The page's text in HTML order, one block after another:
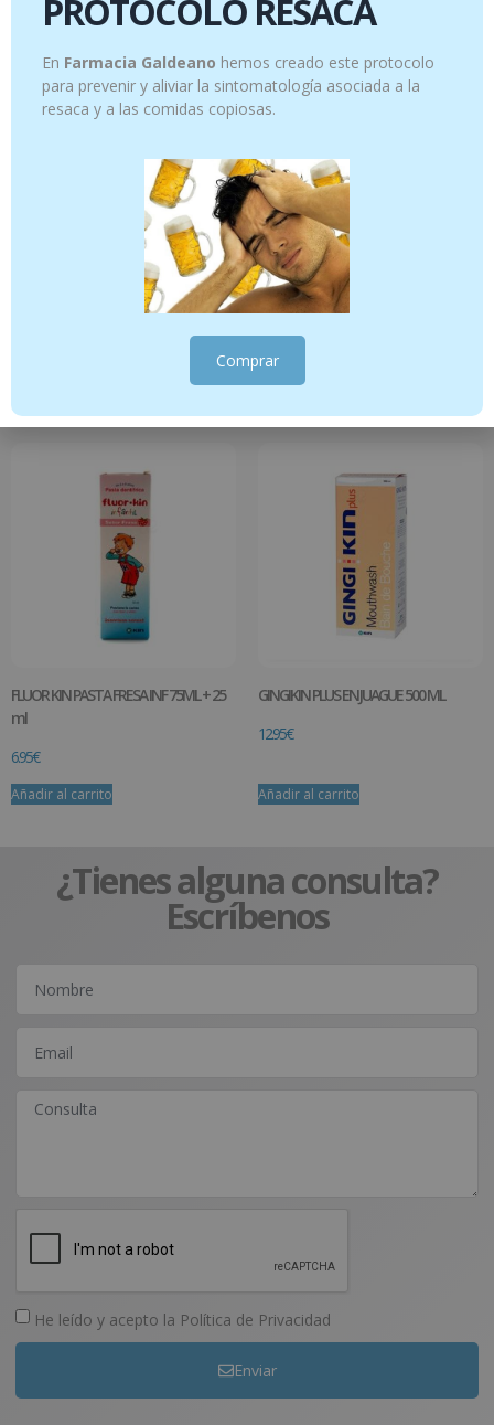
Productos relacionados
Ajedrea – 5 ml sumidad florida
FLUOR KIN JUNIOR GEL FRESA 75M
Añadir al carrito
FLUOR KIN PASTA FRESA INF 75ML + 25
ml
6.95€
Añadir al carrito
GINGIKIN PLUS ENJUAGUE 500 ML
12.95€
Añadir al carrito
¿Tienes alguna consulta?
Escríbenos
He leído y acepto la Política de Privacidad
Enviar
PROTOCOLO RESACA
En Farmacia Galdeano hemos creado este protocolo
para prevenir y aliviar la sintomatología asociada a la
resaca y a las comidas copiosas.
Comprar